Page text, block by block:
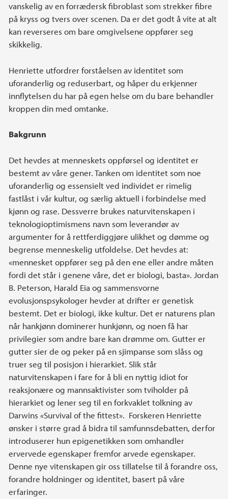
vanskelig av en forrædersk fibroblast som strekker fibre
på kryss og tvers over scenen. Da er det godt å vite at alt
kan reverseres om bare omgivelsene oppfører seg
skikkelig.
Henriette utfordrer forståelsen av identitet som
uforanderlig og reduserbart, og håper du erkjenner
innflytelsen du har på egen helse om du bare behandler
kroppen din med omtanke.
Bakgrunn
Det hevdes at menneskets oppførsel og identitet er
bestemt av våre gener. Tanken om identitet som noe
uforanderlig og essensielt ved individet er rimelig
fastlåst i vår kultur, og særlig aktuell i forbindelse med
kjønn og rase. Dessverre brukes naturvitenskapen i
teknologioptimismens navn som leverandør av
argumenter for å rettferdiggjøre ulikhet og dømme og
begrense menneskelig utfoldelse. Det hevdes at:
«mennesket oppfører seg på den ene eller andre måten
fordi det står i genene våre, det er biologi, basta». Jordan
B. Peterson, Harald Eia og sammensvorne
evolusjonspsykologer hevder at drifter er genetisk
bestemt. Det er biologi, ikke kultur. Det er naturens plan
når hankjønn dominerer hunkjønn, og noen få har
privilegier som andre bare kan drømme om. Gutter er
gutter sier de og peker på en sjimpanse som slåss og
truer seg til posisjon i hierarkiet. Slik står
naturvitenskapen i fare for å bli en nyttig idiot for
reaksjonære og mannsaktivister som tviholder på
hierarkiet og lener seg til en forkvaklet tolkning av
Darwins «Survival of the fittest». Forskeren Henriette
ønsker i større grad å bidra til samfunnsdebatten, derfor
introduserer hun epigenetikken som omhandler
ervervede egenskaper fremfor arvede egenskaper.
Denne nye vitenskapen gir oss tillatelse til å forandre oss,
forandre holdninger og identitet, basert på våre
erfaringer.